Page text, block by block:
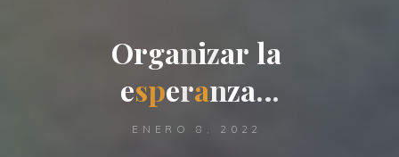
Organizar la
esperanza…
ENERO 8, 2022